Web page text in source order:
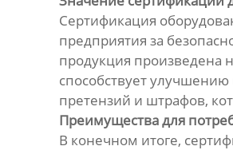
Сертификация
предприятия за
продукция произведена
способствует
претензий и штрафов,
Преимущества для
В конечном итоге,